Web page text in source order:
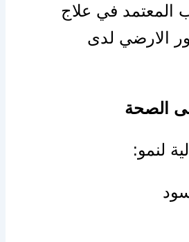
المعتمد في علاج
الارضي لدى
الصحة
لنمو: